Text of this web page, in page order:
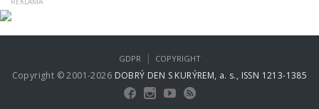
Copyright © 2001-2026 DOBRÝ DEN S KURÝREM, a. s., ISSN 1213-1385
GDPR | COPYRIGHT